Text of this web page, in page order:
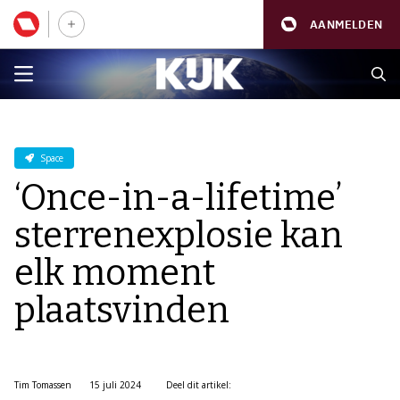
AANMELDEN
Space
‘Once-in-a-lifetime’
sterrenexplosie kan
elk moment
plaatsvinden
Tim Tomassen 15 juli 2024 Deel dit artikel: